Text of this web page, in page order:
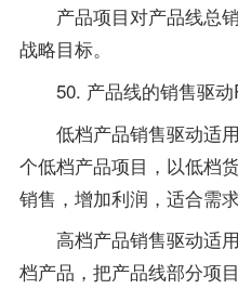
产品项目对产品线总销
战略目标。
50. 产品线的销售驱动
低档产品销售驱动适用
个低档产品项目，以低档
销售，增加利润，适合需
高档产品销售驱动适用
档产品，把产品线部分项